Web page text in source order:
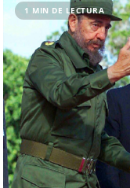
1 MIN DE LECTURA